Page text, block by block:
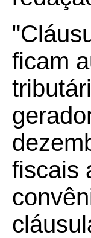
ficam
fiscais